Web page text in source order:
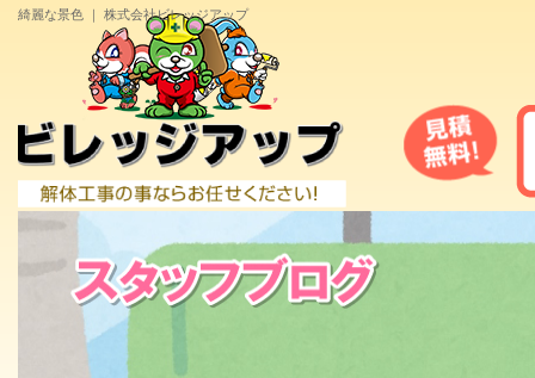
綺麗な景色 ｜ 株式会社ビレッジアップ